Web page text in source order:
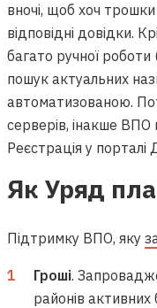
вночі, щоб хоч
відповідні довідки.
багато ручної роботи
пошук актуальних
автоматизованою.
серверів, інакше
Реєстрація у
Як Уряд
Підтримку ВПО, яку
Гроші.
районів